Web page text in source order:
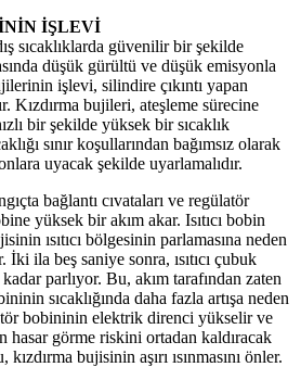
İŞLEVİ
sıcaklıklarda güvenilir bir şekilde
düşük gürültü ve düşük emisyonla
işlevi, silindire çıkıntı yapan
Kızdırma bujileri, ateşleme sürecine
bir şekilde yüksek bir sıcaklık
sınır koşullarından bağımsız olarak
uyacak şekilde uyarlamalıdır.
bağlantı cıvataları ve regülatör
yüksek bir akım akar. Isıtıcı bobin
ısıtıcı bölgesinin parlamasına neden
İki ila beş saniye sonra, ısıtıcı çubuk
parlıyor. Bu, akım tarafından zaten
sıcaklığında daha fazla artışa neden
bobininin elektrik direnci yükselir ve
hasar görme riskini ortadan kaldıracak
bujisinin aşırı ısınmasını önler.